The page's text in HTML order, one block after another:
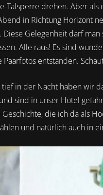
Talsperre drehen. Aber als
in Richtung Horizont
Diese Gelegenheit darf man
Alle raus! Es sind
Paarfotos entstanden.
in der Nacht haben wir
sind in unser Hotel
die ich da als
und natürlich auch in